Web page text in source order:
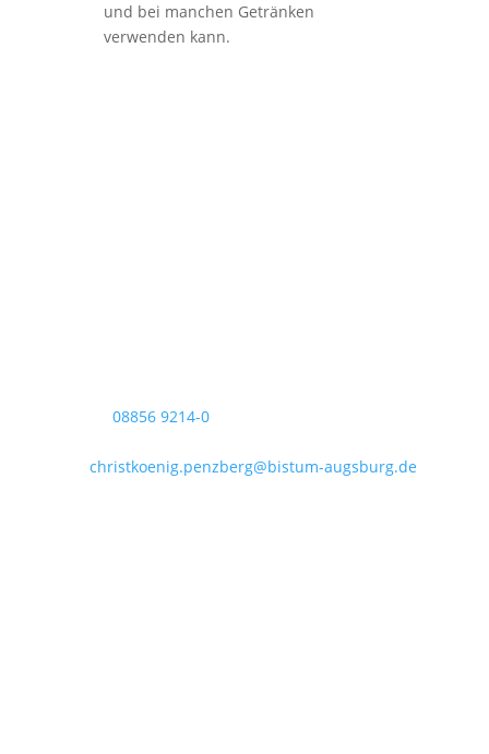
und bei manchen Getränken
verwenden kann.
08856 9214-0
christkoenig.penzberg@bistum-augsburg.de